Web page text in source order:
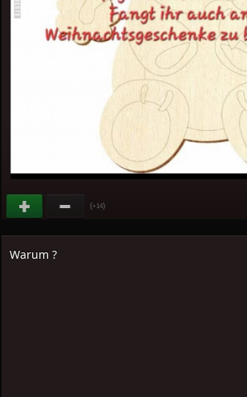
(+14)
Warum ?